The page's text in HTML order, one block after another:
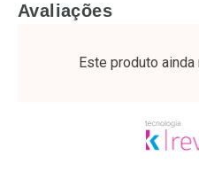
Laboratório
Por Menos
Avaliações
Este produto